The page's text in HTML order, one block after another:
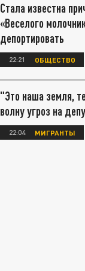
Стала известна
«Веселого
депортировать
22:21 ОБЩЕСТВО
"Это наша земля,
волну угроз на
22:04 МИГРАНТЫ